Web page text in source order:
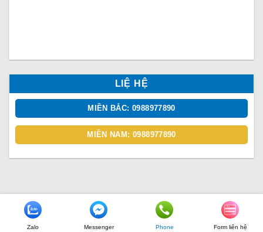
LIỆ HỆ
MIỀN BẮC: 0988977890
MIỀN NAM: 0988977890
VỀ CHÚNG TÔI
Zalo Messenger Phone Form liên hệ